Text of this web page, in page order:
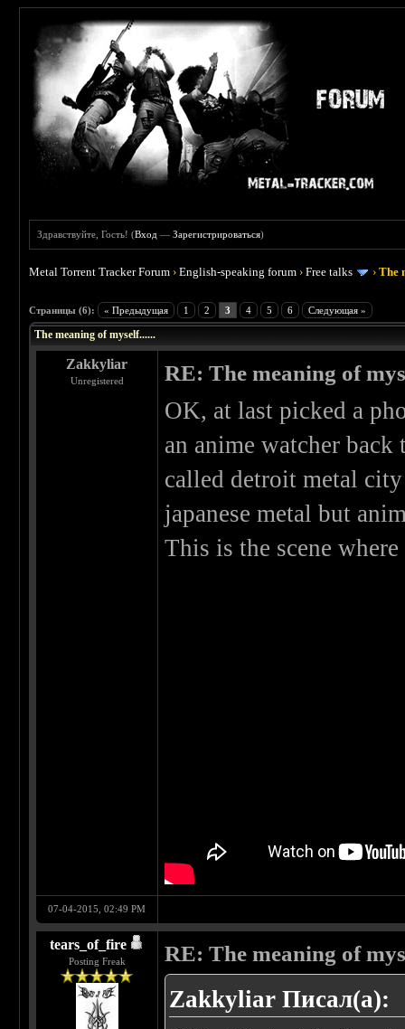
Здравствуйте, Гость! (Вход —Зарегистрироваться)
Metal Torrent Tracker Forum ›English-speaking forum ›Free talks ›The
Страницы (6): « Предыдущая 1 2 3 4 5 6 Следующая »
The meaning of myself......
Zakkyliar
Unregistered RE: The meaning of
OK, at last picked a
an anime watcher
called detroit metal
japanese metal but
This is the scene
07-04-2015, 02:49 PM
tears_of_fire
Posting Freak RE: The meaning of
Zakkyliar Писал(а):